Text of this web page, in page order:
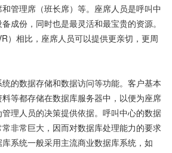
管理席（班长席）等。座席人员是呼叫中
成份，同时也是最灵活和最宝贵的资源。
）相比，座席人员可以提供更亲切，更周
的数据存储和数据访问等功能。客户基本
等都存储在数据库服务器中，以便为座席
理人员的决策提供依据。呼叫中心的数据
非常巨大，因而对数据库处理能力的要求
系统一般采用主流商业数据库系统，如